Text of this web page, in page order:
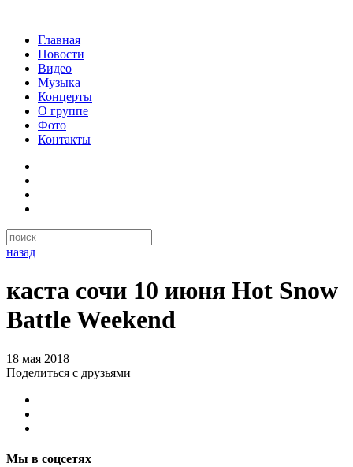
Главная
Новости
Видео
Музыка
Концерты
О группе
Фото
Контакты
назад
каста сочи 10 июня Hot Snow
Battle Weekend
18 мая 2018
Поделиться с друзьями
Мы в соцсетях